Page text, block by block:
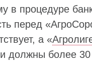
в процедуре
перед
а «
должны более